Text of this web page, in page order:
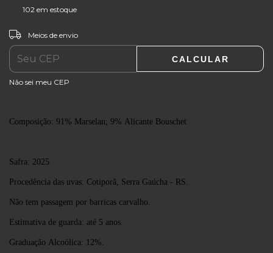
102em estoque
Entregas para o CEP:
Meios de envio
CALCULAR
Não sei meu CEP
Composição: 91% Marselan; 9% Alicante Bouschet
Safra: 2025
Procedência das uvas: Cotiporã, Serra Gaúcha - RS.
Não tem passagem por barricas carvalho.
Estimativa de guarda: até 5 anos.
Graduação Alcoólica: 12%.